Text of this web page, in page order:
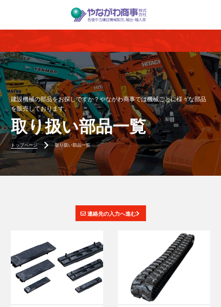
建設機械の部品をお探しですか？やながわ商事では機械ごとに様々な部品
を販売しております。
取り扱い部品一覧
トップページ 取り扱い部品一覧
連絡先の入力へ進む